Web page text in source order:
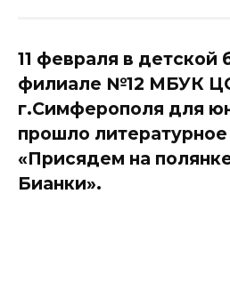
11 февраля в детской
филиале №12 МБУК
г.Симферополя для
прошло
«Присядем на
Бианки».